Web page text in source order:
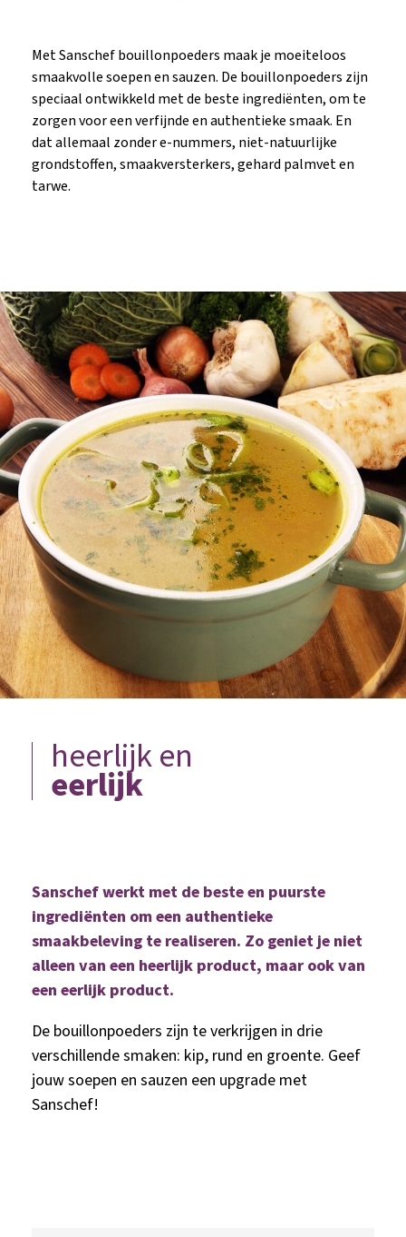
Met Sanschef bouillonpoeders maak je moeiteloos
smaakvolle soepen en sauzen. De bouillonpoeders zijn
speciaal ontwikkeld met de beste ingrediënten, om te
zorgen voor een verfijnde en authentieke smaak. En
dat allemaal zonder e-nummers, niet-natuurlijke
grondstoffen, smaakversterkers, gehard palmvet en
tarwe.
heerlijk en
eerlijk
Sanschef werkt met de beste en puurste
ingrediënten om een authentieke
smaakbeleving te realiseren. Zo geniet je niet
alleen van een heerlijk product, maar ook van
een eerlijk product.
De bouillonpoeders zijn te verkrijgen in drie
verschillende smaken: kip, rund en groente. Geef
jouw soepen en sauzen een upgrade met
Sanschef!